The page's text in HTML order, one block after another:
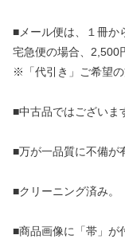
■メール便は、１冊か
宅急便の場合、2,500
※「代引き」ご希望の
■中古品ではございま
■万が一品質に不備が
■クリーニング済み。
■商品画像に「帯」が